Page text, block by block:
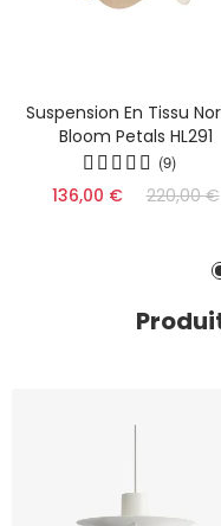
Suspension En Tissu
Bloom Petals HL291
(9)
136,00 € 220,00 €